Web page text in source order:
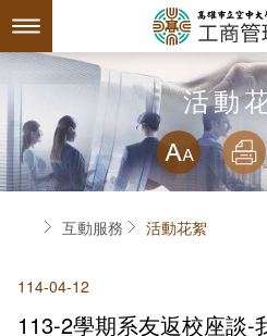
到
要
最新消息
系所簡介
關於本系
本系特色
教育目標與核心能力
師資陣容
課程規劃
課程簡介
互動服務
活動
放大
首頁互動服務 活動花絮
114-04-12
113-2學期系友返校座談-